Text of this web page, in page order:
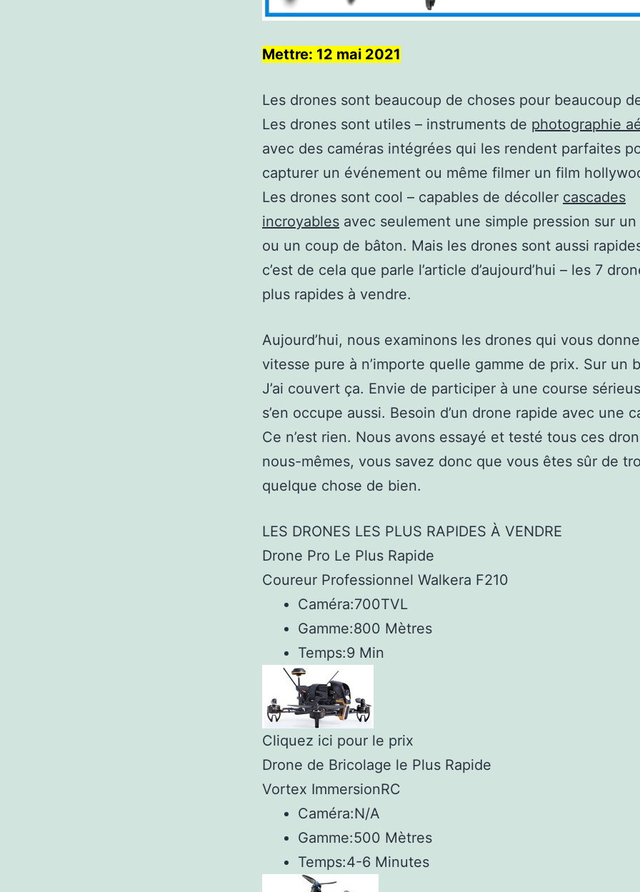
Mettre: 12 mai 2021
Les drones sont beaucoup de choses pour beaucoup
Les drones sont utiles – instruments de photographie
avec des caméras intégrées qui les rendent parfaites
capturer un événement ou même filmer un film
Les drones sont cool – capables de décoller cascades
incroyables avec seulement une simple pression sur
ou un coup de bâton. Mais les drones sont aussi
c’est de cela que parle l’article d’aujourd’hui – les 7
plus rapides à vendre.
Aujourd’hui, nous examinons les drones qui vous
vitesse pure à n’importe quelle gamme de prix. Sur un
J’ai couvert ça. Envie de participer à une course
s’en occupe aussi. Besoin d’un drone rapide avec une
Ce n’est rien. Nous avons essayé et testé tous ces
nous-mêmes, vous savez donc que vous êtes sûr de
quelque chose de bien.
LES DRONES LES PLUS RAPIDES À VENDRE
Drone Pro Le Plus Rapide
Coureur Professionnel Walkera F210
Caméra:700TVL
Gamme:800 Mètres
Temps:9 Min
Cliquez ici pour le prix
Drone de Bricolage le Plus Rapide
Vortex ImmersionRC
Caméra:N/A
Gamme:500 Mètres
Temps:4-6 Minutes